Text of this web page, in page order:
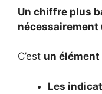
Un chiffre plus
nécessairement
C’est un
Les